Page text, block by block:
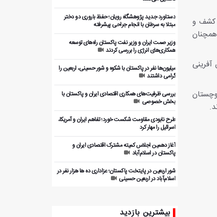
کشف و
دستاورد جدید پژوهشگاه رویان؛ حفظ باروری دو دختر
مبتلا به سرطان با انجام جراحی پیشرفته
وزیر صمت ایران و وزیر نفت پاکستان راه‌های توسعه
همکاری‌های انرژی را بررسی کردند
میلیون‌ها نفر در پاکستان با شکوه و شور حسینی، اربعین را
گرامی داشتند
بررسی ظرفیت‌های همکاری اقتصادی ایران و پاکستان با
بخش خصوصی
طرح نابودی مقاومت شکست خورد؛ تفاهم ایران و آمریکا،
اسرائیل را مهار کرد
آغاز دهمین اجلاس کمیته مشترک اقتصادی ایران و
پاکستان در اسلام‌آباد
شور اربعین در پایتخت پاکستان؛ عزاداری ده ها هزار نفر در
اسلام‌آباد در اربعین حسینی
بیشترین بازدید